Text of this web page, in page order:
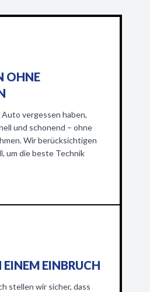
OHNE
vergessen haben,
und schonend – ohne
Wir berücksichtigen
um die beste Technik
EINBRUCH
stellen wir sicher, dass